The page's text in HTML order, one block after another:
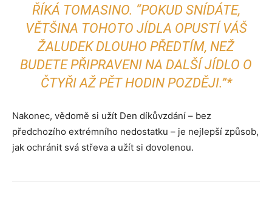
ŘÍKÁ TOMASINO. “POKUD SNÍDÁTE,
VĚTŠINA TOHOTO JÍDLA OPUSTÍ VÁŠ
ŽALUDEK DLOUHO PŘEDTÍM, NEŽ
BUDETE PŘIPRAVENI NA DALŠÍ JÍDLO O
ČTYŘI AŽ PĚT HODIN POZDĚJI.”*
Nakonec, vědomě si užít Den díkůvzdání – bez
předchozího extrémního nedostatku – je nejlepší způsob,
jak ochránit svá střeva a užít si dovolenou.